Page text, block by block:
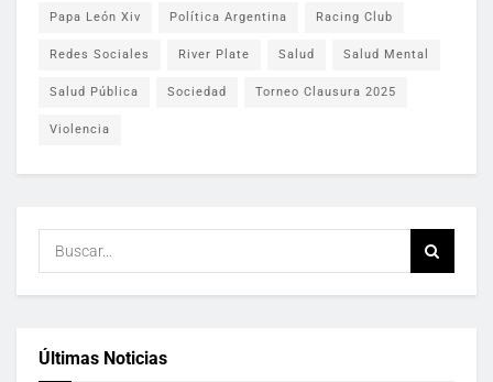
Papa León Xiv Política Argentina Racing Club
Redes Sociales River Plate Salud Salud Mental
Salud Pública Sociedad Torneo Clausura 2025
Violencia
Últimas Noticias